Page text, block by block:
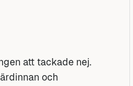
att tackade nej.
och